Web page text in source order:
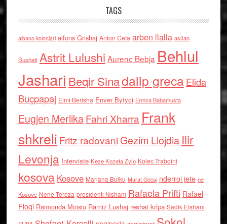
TAGS
albano kolonjari alfons Grishaj Anton Cefa arben llalla asllan
Bushati Astrit Lulushi Aurenc Bebja Behlul
Jashari Beqir Sinadalip grecaElida
Buçpapaj Elmi Berisha Enver Bytyci Ermira Babamusta
Eugjen MerlikaFahri Xharra Frank
shkreli Fritz radovaniGezim Llojdia Ilir
Levonja Interviste Keze Kozeta Zylo Kolec Traboini
kosova Kosove Marjana Bulku Murat Gecaj nderroi jete ne
Kosove Nene Tereza presidenti Nishani Rafaela Prifti Rafael
Floqi Raimonda Moisiu Ramiz Lushaj reshat kripa Sadik Elshani